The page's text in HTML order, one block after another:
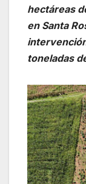
hectáreas
en Santa
toneladas